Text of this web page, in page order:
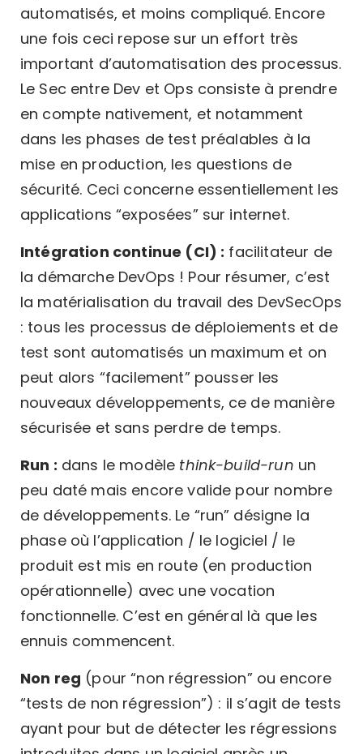
automatisés, et moins compliqué. Encore
une fois ceci repose sur un effort très
important d’automatisation des processus.
Le Sec entre Dev et Ops consiste à prendre
en compte nativement, et notamment
dans les phases de test préalables à la
mise en production, les questions de
sécurité. Ceci concerne essentiellement les
applications “exposées” sur internet.
Intégration continue (CI) : facilitateur de
la démarche DevOps ! Pour résumer, c’est
la matérialisation du travail des DevSecOps
: tous les processus de déploiements et de
test sont automatisés un maximum et on
peut alors “facilement” pousser les
nouveaux développements, ce de manière
sécurisée et sans perdre de temps.
Run : dans le modèle think-build-run un
peu daté mais encore valide pour nombre
de développements. Le “run” désigne la
phase où l’application / le logiciel / le
produit est mis en route (en production
opérationnelle) avec une vocation
fonctionnelle. C’est en général là que les
ennuis commencent.
Non reg (pour “non régression” ou encore
“tests de non régression”) : il s’agit de tests
ayant pour but de détecter les régressions